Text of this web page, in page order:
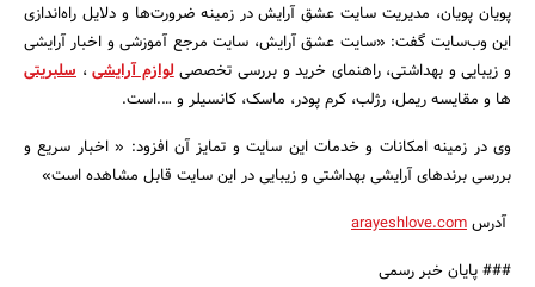
پویان پویان، مدیریت سایت عشق آرایش در زمینه ضرورت‌ها و دلایل راه‌اندازی
این وب‌سایت گفت: «سایت عشق آرایش، سایت مرجع آموزشی و اخبار آرایشی
و زیبایی و بهداشتی، راهنمای خرید و بررسی تخصصیلوازم آرایشی، سلبریتی
ها و مقایسه ریمل، رژلب، کرم پودر، ماسک، کانسیلر و ….است.
وی در زمینه امکانات و خدمات این سایت و تمایز آن افزود: « اخبار سریع و
بررسی برندهای آرایشی بهداشتی و زیبایی در این سایت قابل مشاهده است»
آدرسarayeshlove.com
### پایان خبر رسمی